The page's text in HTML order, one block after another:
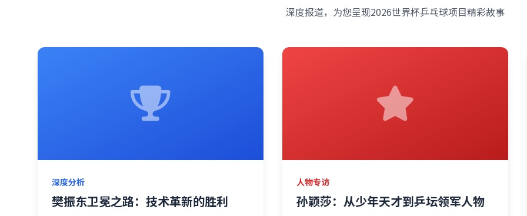
深度报道，为您呈现2026世界杯乒乓球项目精彩故事
深度分析
樊振东卫冕之路：技术革新的胜利
人物专访
孙颖莎：从少年天才到乒坛领军人物